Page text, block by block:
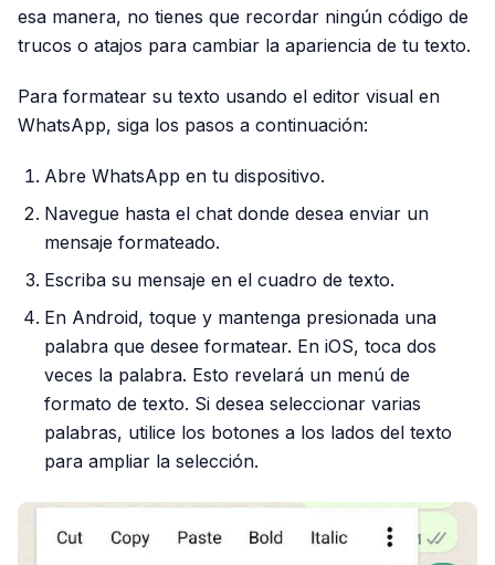
esa manera, no tienes que recordar ningún código de
trucos o atajos para cambiar la apariencia de tu texto.
Para formatear su texto usando el editor visual en
WhatsApp, siga los pasos a continuación:
Abre WhatsApp en tu dispositivo.
Navegue hasta el chat donde desea enviar un
mensaje formateado.
Escriba su mensaje en el cuadro de texto.
En Android, toque y mantenga presionada una
palabra que desee formatear. En iOS, toca dos
veces la palabra. Esto revelará un menú de
formato de texto. Si desea seleccionar varias
palabras, utilice los botones a los lados del texto
para ampliar la selección.